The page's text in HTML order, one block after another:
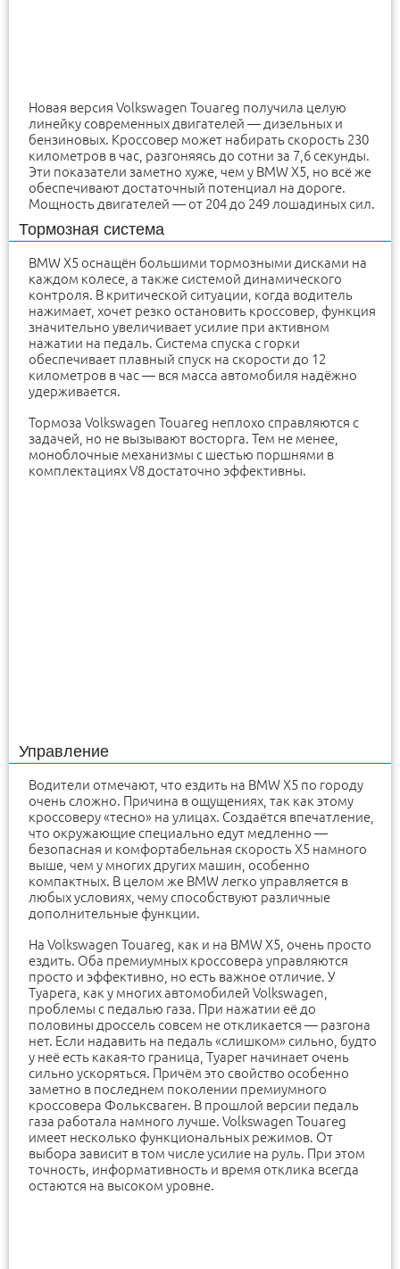
Новая версия Volkswagen Touareg получила целую
линейку современных двигателей — дизельных и
бензиновых. Кроссовер может набирать скорость 230
километров в час, разгоняясь до сотни за 7,6 секунды.
Эти показатели заметно хуже, чем у BMW X5, но всё же
обеспечивают достаточный потенциал на дороге.
Мощность двигателей — от 204 до 249 лошадиных сил.
Тормозная система
BMW X5 оснащён большими тормозными дисками на
каждом колесе, а также системой динамического
контроля. В критической ситуации, когда водитель
нажимает, хочет резко остановить кроссовер, функция
значительно увеличивает усилие при активном
нажатии на педаль. Система спуска с горки
обеспечивает плавный спуск на скорости до 12
километров в час — вся масса автомобиля надёжно
удерживается.
Тормоза Volkswagen Touareg неплохо справляются с
задачей, но не вызывают восторга. Тем не менее,
моноблочные механизмы с шестью поршнями в
комплектациях V8 достаточно эффективны.
Управление
Водители отмечают, что ездить на BMW X5 по городу
очень сложно. Причина в ощущениях, так как этому
кроссоверу «тесно» на улицах. Создаётся впечатление,
что окружающие специально едут медленно —
безопасная и комфортабельная скорость X5 намного
выше, чем у многих других машин, особенно
компактных. В целом же BMW легко управляется в
любых условиях, чему способствуют различные
дополнительные функции.
На Volkswagen Touareg, как и на BMW X5, очень просто
ездить. Оба премиумных кроссовера управляются
просто и эффективно, но есть важное отличие. У
Туарега, как у многих автомобилей Volkswagen,
проблемы с педалью газа. При нажатии её до
половины дроссель совсем не откликается — разгона
нет. Если надавить на педаль «слишком» сильно, будто
у неё есть какая-то граница, Туарег начинает очень
сильно ускоряться. Причём это свойство особенно
заметно в последнем поколении премиумного
кроссовера Фольксваген. В прошлой версии педаль
газа работала намного лучше. Volkswagen Touareg
имеет несколько функциональных режимов. От
выбора зависит в том числе усилие на руль. При этом
точность, информативность и время отклика всегда
остаются на высоком уровне.